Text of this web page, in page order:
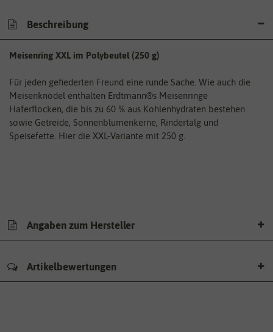
Beschreibung
Meisenring XXL im Polybeutel (250 g)
Für jeden gefiederten Freund eine runde Sache. Wie auch die
Meisenknödel enthalten Erdtmann®s Meisenringe
Haferflocken, die bis zu 60 % aus Kohlenhydraten bestehen
sowie Getreide, Sonnenblumenkerne, Rindertalg und
Speisefette. Hier die XXL-Variante mit 250 g.
Angaben zum Hersteller
Artikelbewertungen